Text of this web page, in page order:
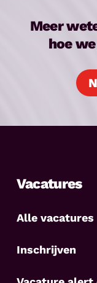
Meer
hoe
Vacatures
Alle vacatures
Inschrijven